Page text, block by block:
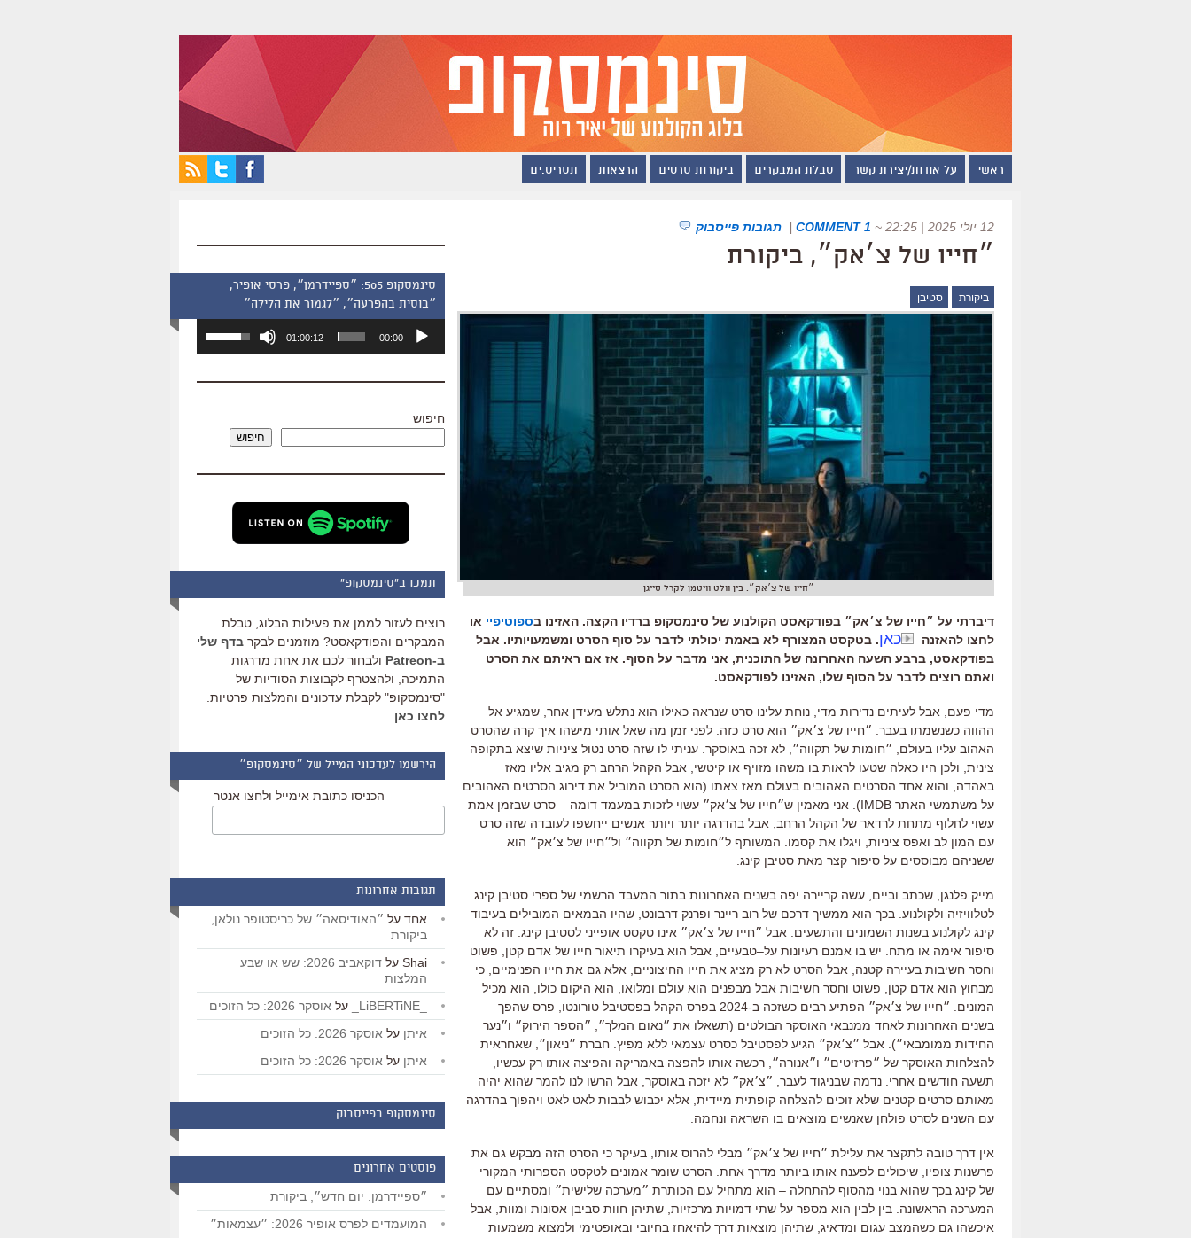
ראשי על אודות/יצירת קשר טבלת המבקרים ביקורות סרטים הרצאות תסריט.ים
12 יולי 2025 | 22:25 ~
1 COMMENT
| תגובות פייסבוק
״חייו של צ׳אק״, ביקורת
ביקורת סטיבן
״חייו של צ׳אק״. בין וולט וויטמן לקרל סייגן
דיברתי על ״חייו של צ׳אק״ בפודקאסט הקולנוע של סינמסקופ ברדיו הקצה. האזינו בספוטיפיי או
לחצו להאזנה
כאן. בטקסט המצורף לא באמת יכולתי לדבר על סוף הסרט ומשמעויותיו. אבל
בפודקאסט, ברבע השעה האחרונה של התוכנית, אני מדבר על הסוף. אז אם ראיתם את הסרט
ואתם רוצים לדבר על הסוף שלו, האזינו לפודקאסט.
מדי פעם אבל לעיתים נדירות מדי נוחת עלינו סרט שנראה כאילו הוא נתלש מעידן אחר שמגיע אל
ההווה כשנשמתו בעבר ״חייו של צ׳אק״ הוא סרט כזה לפני זמן מה שאל אותי מישהו איך קרה שהסרט
האהוב עליו בעולם
״חומות של תקווה״ לא זכה באוסקר עניתי לו שזה סרט נטול ציניות שיצא בתקופה
צינית ולכן היו כאלה שטעו לראות בו משהו מזויף או קיטשי
אבל הקהל הרחב רק מגיב אליו מאז
באהדה
והוא אחד הסרטים האהובים בעולם מאז צאתו (הוא הסרט המוביל את דירוג הסרטים האהובים
על משתמשי האתר IMDB). אני מאמין ש״חייו של צ׳אק״ עשוי לזכות במעמד דומה – סרט שבזמן אמת
עשוי לחלוף מתחת לרדאר של הקהל הרחב אבל בהדרגה יותר ויותר אנשים ייחשפו לעובדה שזה סרט
עם המון לב ואפס ציניות ויגלו את קסמו
המשותף ל״חומות של תקווה״ ול״חייו של צ׳אק״ הוא
ששניהם מבוססים על סיפור קצר מאת סטיבן קינג
מייק פלנגן שכתב וביים עשה קריירה יפה בשנים האחרונות בתור המעבד הרשמי של ספרי סטיבן קינג
לטלוויזיה ולקולנוע בכך הוא ממשיך דרכם של רוב ריינר ופרנק דרבונט שהיו הבמאים המובילים בעיבוד
קינג לקולנוע בשנות השמונים והתשעים
אבל ״חייו של צ׳אק״ אינו טקסט אופייני לסטיבן קינג זה לא
סיפור אימה או מתח
יש בו אמנם רעיונות על–טבעיים אבל הוא בעיקרו תיאור חייו של אדם קטן
פשוט
וחסר חשיבות בעיירה קטנה , אבל הסרט לא רק מציג את חייו החיצוניים אלא גם את חייו הפנימיים כי
מבחוץ הוא אדם קטן
פשוט וחסר חשיבות אבל מבפנים הוא עולם ומלואו הוא היקום כולו
הוא מכיל
המונים
״חייו של צ׳אק״ הפתיע רבים כשזכה ב-2024 בפרס הקהל בפסטיבל טורונטו
פרס שהפך
בשנים האחרונות לאחד ממנבאי האוסקר הבולטים (תשאלו את ״נאום המלך״
״הספר הירוק״ ו״נער
החידות ממומבאי״). אבל ״צ׳אק״ הגיע לפסטיבל כסרט עצמאי ללא מפיץ חברת ״ניאון״ שאחראית
להצלחות האוסקר של ״פרזיטים״ ו״אנורה״ רכשה אותו להפצה באמריקה והפיצה אותו רק עכשיו
תשעה חודשים אחרי נדמה שבניגוד לעבר ״צ׳אק״ לא יזכה באוסקר אבל הרשו לנו להמר שהוא יהיה
מאותם סרטים קטנים שלא זוכים להצלחה קופתית מיידית אלא יכבוש לבבות לאט לאט ויהפוך בהדרגה
עם השנים לסרט פולחן שאנשים מוצאים בו השראה ונחמה
אין דרך טובה לתקצר את עלילת ״חייו של צ׳אק״ מבלי להרוס אותו בעיקר כי הסרט הזה מבקש גם את
פרשנות צופיו שיכולים לפענח אותו ביותר מדרך אחת הסרט שומר אמונים לטקסט הספרותי המקורי
של קינג בכך שהוא בנוי מהסוף להתחלה – הוא מתחיל עם הכותרת ״מערכה שלישית״ ומסתיים עם
המערכה הראשונה בין לבין הוא מספר על שתי דמויות מרכזיות שתיהן חוות סביבן אסונות ומוות אבל
איכשהו גם כשהמצב עגום ומדאיג שתיהן מוצאות דרך להיאחז בחיובי ובאופטימי ולמצוא משמעות
סינמסקופ 505: ״ספיידרמן״, פרסי אופיר,
״בוסית בהפרעה״, ״לגמור את הלילה״
אודיו
00:00
01:00:12
השתמש
כדי
שמע.
חיפוש
חיפוש
תמכו ב"סינמסקופ"
רוצים לעזור לממן את פעילות הבלוג, טבלת
המבקרים והפודקאסט? מוזמנים לבקר בדף שלי
ב-Patreon
ולבחור לכם את אחת מדרגות
התמיכה, ולהצטרף לקבוצות הסודיות של
"סינמסקופ" לקבלת עדכונים והמלצות פרטיות.
לחצו כאן
הירשמו לעדכוני המייל של ״סינמסקופ״
הכניסו כתובת אימייל ולחצו אנטר
תגובות אחרונות
אחד על ״האודיסאה״ של כריסטופר נולאן,
ביקורת
Shai על
דוקאביב 2026: שש או שבע
המלצות
על אוסקר 2026: כל הזוכים
איתן על אוסקר 2026: כל הזוכים
איתן על אוסקר 2026: כל הזוכים
סינמסקופ בפייסבוק
פוסטים אחרונים
״ספיידרמן: יום חדש״, ביקורת
המועמדים לפרס אופיר 2026: ״עצמאות״